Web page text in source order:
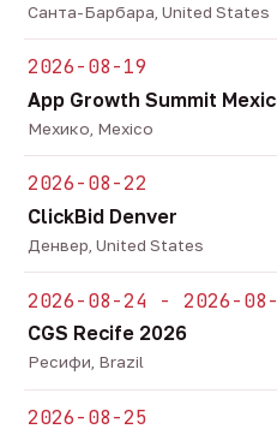
Санта-Барбара, United States
2026-08-19
App Growth Summit
Мехико, Mexico
2026-08-22
ClickBid Denver
Денвер, United States
2026-08-24 - 2026-
CGS Recife 2026
Ресифи, Brazil
2026-08-25